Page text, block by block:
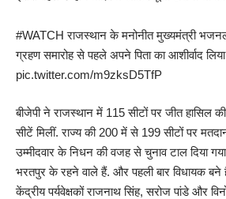
#WATCH राजस्थान के मनोनीत मुख्यमंत्री
ग्रहण समारोह से पहले अपने पिता का आशीर्वाद
pic.twitter.com/m9zksD5TfP
बीजेपी ने राजस्थान में 115 सीटों पर जीत हासिल
सीटें मिलीं. राज्य की 200 में से 199 सीटों पर
उम्मीदवार के निधन की वजह से चुनाव टाल दिया
भरतपुर के रहने वाले हैं. और पहली बार विधायक बने
केंद्रीय पर्यवेक्षकों राजनाथ सिंह, सरोज पांडे और